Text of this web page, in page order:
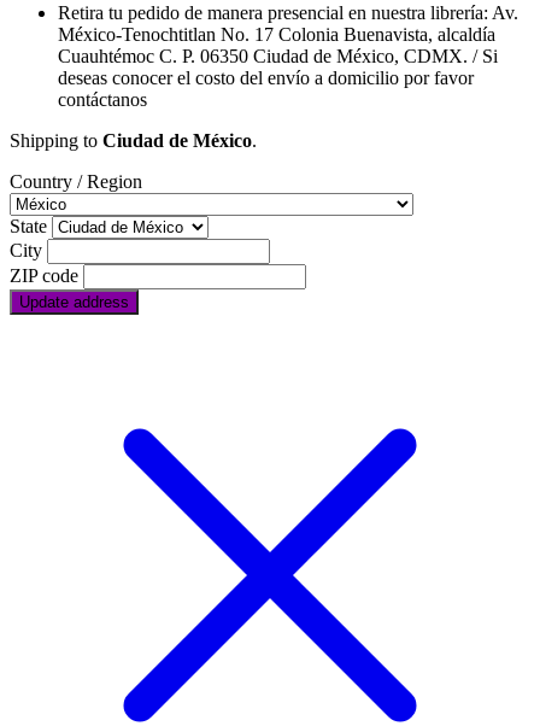
Retira tu pedido de manera presencial en nuestra librería: Av.
México-Tenochtitlan No. 17 Colonia Buenavista, alcaldía
Cuauhtémoc C. P. 06350 Ciudad de México, CDMX. / Si
deseas conocer el costo del envío a domicilio por favor
contáctanos
Shipping to Ciudad de México.
Country / Region
State
City
ZIP code
Update address